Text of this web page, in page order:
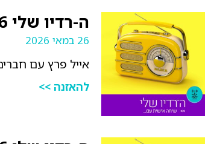
ה-רדיו שלי 26.5.26
26 במאי 2026
אייל פרץ עם
להאזנה >>